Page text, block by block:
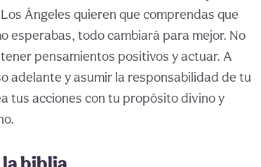
Los Ángeles quieren que comprendas que
esperabas, todo cambiará para mejor. No
pensamientos positivos y actuar. A
adelante y asumir la responsabilidad de tu
tus acciones con tu propósito divino y